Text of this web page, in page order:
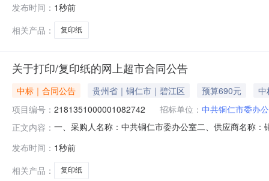
地址：狮山街道联系方式：18688196485六、合同主要
发布时间： 1秒前
相关产品：
复印纸
关于打印/复印纸的网上超市合同公告
中标｜合同公告 贵州省｜铜仁市｜碧江区 预算690元
中
项目编号： 2181351000001082742 招标单位： 中共铜仁市委办
正文内容： 一、采购人名称：中共铜仁市委办公室二、供应商名称
包/箱小钢炮/TOPGUNA480g,箱3.00230690服务要求或
发布时间： 1秒前
相关产品：
复印纸